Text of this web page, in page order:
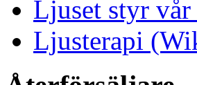
Ljuset styr
Ljusterapi